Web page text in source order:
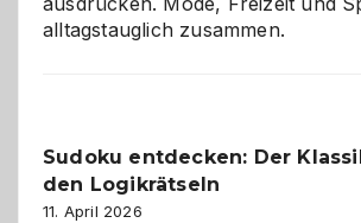
alltagstauglich zusammen.
Sudoku entdecken: Der
den Logikrätseln
11. April 2026